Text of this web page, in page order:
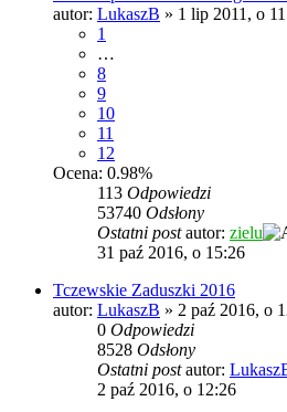
autor: LukaszB » 1 lip 2011, o
1
…
8
9
10
11
12
Ocena: 0.98%
113 Odpowiedzi
53740 Odsłony
Ostatni postautor: zielu
31 paź 2016, o 15:26
Tczewskie Zaduszki 2016
autor: LukaszB » 2 paź 2016, o
0 Odpowiedzi
8528 Odsłony
Ostatni postautor:
2 paź 2016, o 12:26